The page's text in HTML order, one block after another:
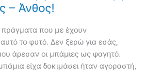
– Άνθος!
που με έχουν
το φυτό. Δεν ξερώ για εσάς,
άρεσαν οι μπάμιες ως φαγητό.
είχα δοκιμάσει ήταν αγοραστή,